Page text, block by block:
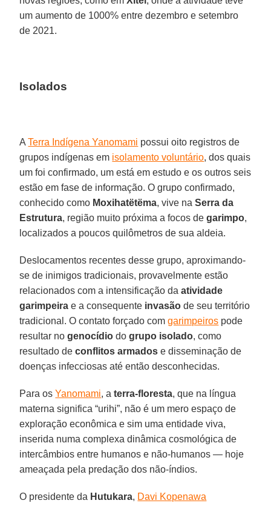
um aumento de 1000% entre dezembro e setembro
de 2021.
Isolados
ATerra Indígena Yanomami possui oito registros de
grupos indígenas em isolamento voluntário, dos quais
um foi confirmado, um está em estudo e os outros seis
estão em fase de informação. O grupo confirmado,
conhecido como Moxihatëtëma, vive naSerra da
Estrutura, região muito próxima a focos degarimpo,
localizados a poucos quilômetros de sua aldeia.
Deslocamentos recentes desse grupo, aproximando-
se de inimigos tradicionais, provavelmente estão
relacionados com a intensificação daatividade
garimpeira e a consequente invasão de seu território
tradicional. O contato forçado comgarimpeiros pode
resultar nogenocídio dogrupo isolado, como
resultado deconflitos armados e disseminação de
doenças infecciosas até então desconhecidas.
Para osYanomami, aterra-floresta, que na língua
materna significa “urihi”, não é um mero espaço de
exploração econômica e sim uma entidade viva,
inserida numa complexa dinâmica cosmológica de
intercâmbios entre humanos e não-humanos — hoje
ameaçada pela predação dos não-índios.
O presidente da Hutukara, Davi Kopenawa